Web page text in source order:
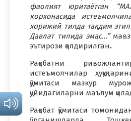
фаолият юритаётган
корхонасида
хорижий тилда тақдим
Давлат тилида эмас…”
эътирози қолдирилган.
Рақобатни
истеъмолчилар
қўмитаси мазкур
қуйидагиларни маълум
Рақобат қўмитаси